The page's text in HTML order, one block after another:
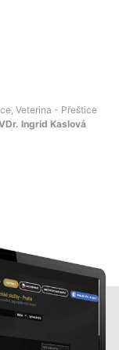
Veterina - Přeštice
Ingrid Kaslová